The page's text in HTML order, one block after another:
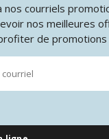
nos courriels
nos meilleures
de promotions